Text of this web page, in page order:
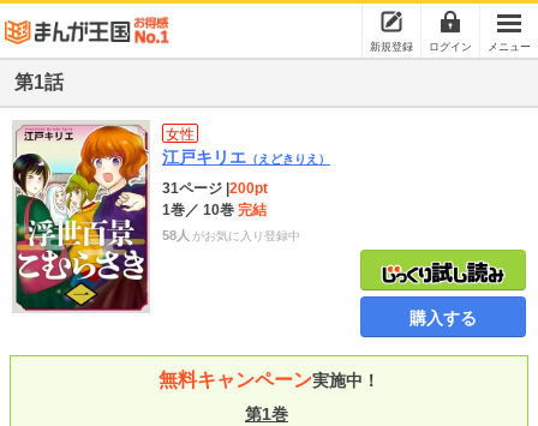
新規登録 ログイン メニュー
第1話
女性
江戸キリエ （えどきりえ）
31ページ 200pt
1巻／ 10巻 完結
58人 がお気に入り登録中
購入する
無料キャンペーン実施中！
第1巻